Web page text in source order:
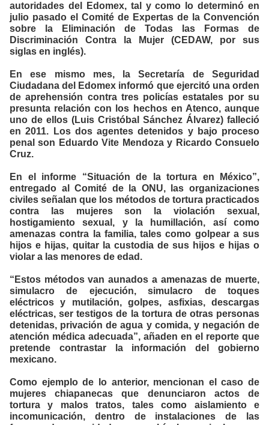
autoridades del Edomex, tal y como lo determinó en
julio pasado el Comité de Expertas de la Convención
sobre la Eliminación de Todas las Formas de
Discriminación Contra la Mujer (CEDAW, por sus
siglas en inglés).
En ese mismo mes, la Secretaría de Seguridad
Ciudadana del Edomex informó que ejercitó una orden
de aprehensión contra tres policías estatales por su
presunta relación con los hechos en Atenco, aunque
uno de ellos (Luis Cristóbal Sánchez Álvarez) falleció
en 2011. Los dos agentes detenidos y bajo proceso
penal son Eduardo Vite Mendoza y Ricardo Consuelo
Cruz.
En el informe “Situación de la tortura en México”,
entregado al Comité de la ONU, las organizaciones
civiles señalan que los métodos de tortura practicados
contra las mujeres son la violación sexual,
hostigamiento sexual, y la humillación, así como
amenazas contra la familia, tales como golpear a sus
hijos e hijas, quitar la custodia de sus hijos e hijas o
violar a las menores de edad.
“Estos métodos van aunados a amenazas de muerte,
simulacro de ejecución, simulacro de toques
eléctricos y mutilación, golpes, asfixias, descargas
eléctricas, ser testigos de la tortura de otras personas
detenidas, privación de agua y comida, y negación de
atención médica adecuada”, añaden en el reporte que
pretende contrastar la información del gobierno
mexicano.
Como ejemplo de lo anterior, mencionan el caso de
mujeres chiapanecas que denunciaron actos de
tortura y malos tratos, tales como aislamiento e
incomunicación, dentro de instalaciones de las